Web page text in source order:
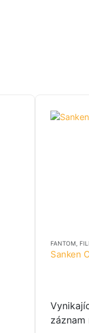
FANTOM
Sanken
záznam